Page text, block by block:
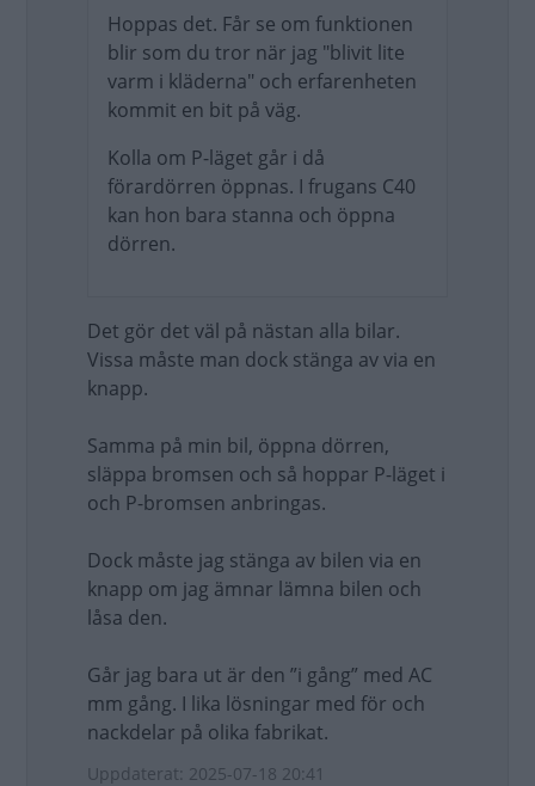
Hoppas det. Får se om funktionen
blir som du tror när jag "blivit lite
varm i kläderna" och erfarenheten
kommit en bit på väg.
Kolla om P-läget går i då
förardörren öppnas. I frugans C40
kan hon bara stanna och öppna
dörren.
Det gör det väl på nästan alla bilar.
Vissa måste man dock stänga av via en
knapp.
Samma på min bil, öppna dörren,
släppa bromsen och så hoppar P-läget i
och P-bromsen anbringas.
Dock måste jag stänga av bilen via en
knapp om jag ämnar lämna bilen och
låsa den.
Går jag bara ut är den ”i gång” med AC
mm gång. I lika lösningar med för och
nackdelar på olika fabrikat.
Uppdaterat: 2025-07-18 20:41